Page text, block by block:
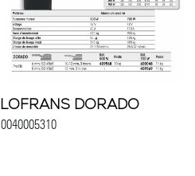
LOFRANS DORADO
0040005310